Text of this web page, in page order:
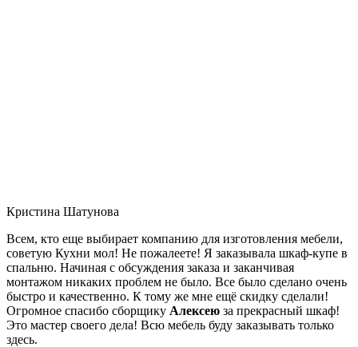
Кристина Шатунова
Всем, кто еще выбирает компанию для изготовления мебели,
советую Кухни мол! Не пожалеете! Я заказывала шкаф-купе в
спальню. Начиная с обсуждения заказа и заканчивая
монтажом никаких проблем не было. Все было сделано очень
быстро и качественно. К тому же мне ещё скидку сделали!
Огромное спасибо сборщику Алексею за прекрасный шкаф!
Это мастер своего дела! Всю мебель буду заказывать только
здесь.